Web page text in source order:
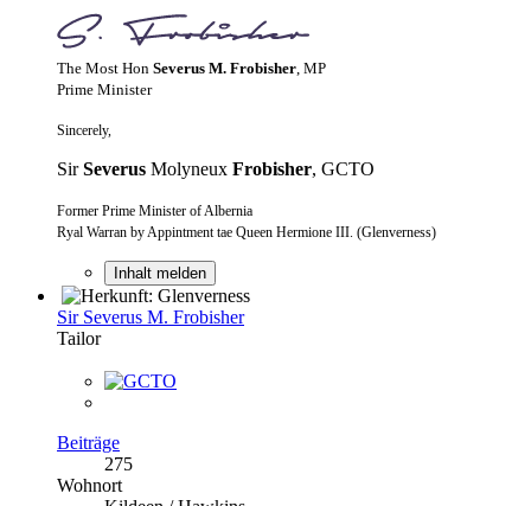
The Most Hon Severus M. Frobisher, MP
Prime Minister
Sincerely,
SirSeverus Molyneux Frobisher, GCTO
Former Prime Minister of Albernia
Ryal Warran by Appintment tae Queen Hermione III. (Glenverness)
Inhalt melden
Sir Severus M. Frobisher
Tailor
Beiträge
275
Wohnort